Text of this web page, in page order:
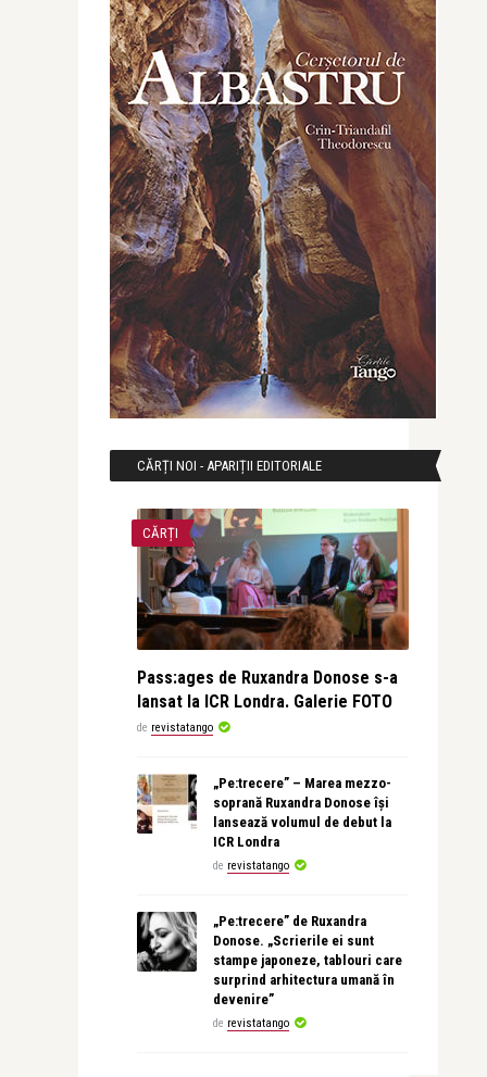
CĂRȚI NOI - APARIȚII EDITORIALE
CĂRȚI
Pass:ages de Ruxandra Donose s-a
lansat la ICR Londra. Galerie FOTO
de revistatango
„Pe:trecere” – Marea mezzo-
soprană Ruxandra Donose își
lansează volumul de debut la
ICR Londra
de revistatango
„Pe:trecere” de Ruxandra
Donose. „Scrierile ei sunt
stampe japoneze, tablouri care
surprind arhitectura umană în
devenire”
de revistatango